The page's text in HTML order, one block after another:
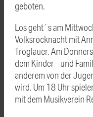
geboten.
Los geht´s am
Volksrocknacht mit
Troglauer. Am
dem Kinder – und
anderem von der
wird. Um 18 Uhr
mit dem Musikverein